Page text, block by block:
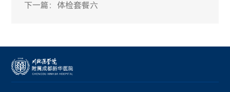
下一篇： 体检套餐六